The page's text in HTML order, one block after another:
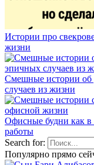
Истории про
жизни
Смешные истории об
случаев из жизни
Офисные будни как
работы
Search for:
Популярно прямо